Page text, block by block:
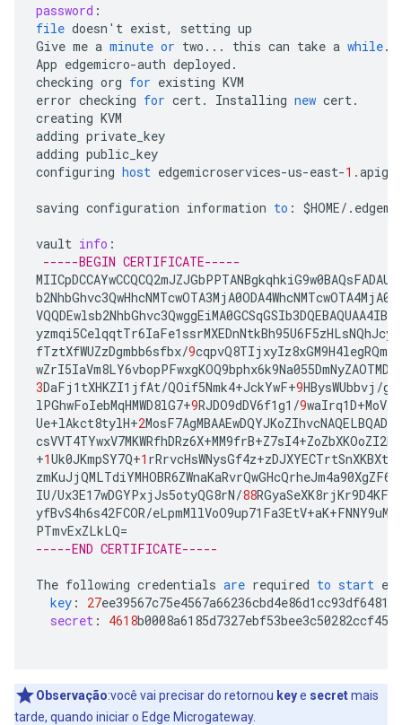
password :
file doesn ' t exist, setting up
Give me a minute or two ... this can take a while
App edgemicro-auth deployed .
checking org for existing KVM
error checking for cert. Installing new cert.
creating KVM
adding private_key
adding public_key
configuring host edgemicroservices-us-east-1.apigee
saving configuration information to : $HOME/ .
vault info :
-----BEGIN CERTIFICATE-----
fTztXfWUZzDgmbb6sfbx/9
wZrI5IaVm8LY6vbopPFwxgKOQ9bphx6k9Na055DmNyZAOTMD
3DaFj1tXHKZI1jfAt/QOif5Nmk4+JckYwF+9HBysWUbbvj /
lPGhwFoIebMqHMWD8lG7+9RJDO9dDV6f1g1 /9waIrq1D+
Ue+lAkct8tylH+2
csVVT4TYwxV7MKWRfhDRz6X+MM9frB+Z7sI4+
+1Uk0JKmpSY7Q+1 rRrvcHsWNysGf4z+
IU/Ux3E17wDGYPxjJs5otyQG8rN/88
yfBvS4h6s42FCOR/eLpmMllVoO9up71Fa3EtV+aK+
PTmvExZLkLQ=
-----END CERTIFICATE-----
The following credentials are required to start
key : 27
secret : 4618
Observação:você vai precisar do retornou keye secretmais
tarde, quando iniciar o Edge Microgateway.